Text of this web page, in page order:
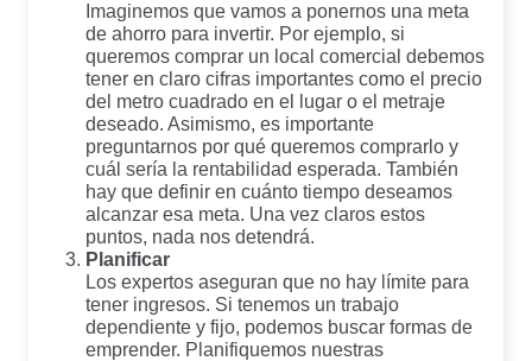
Imaginemos que vamos a ponernos una meta
de ahorro para invertir. Por ejemplo, si
queremos comprar un local comercial debemos
tener en claro cifras importantes como el precio
del metro cuadrado en el lugar o el metraje
deseado. Asimismo, es importante
preguntarnos por qué queremos comprarlo y
cuál sería la rentabilidad esperada. También
hay que definir en cuánto tiempo deseamos
alcanzar esa meta. Una vez claros estos
puntos, nada nos detendrá.
Planificar
Los expertos aseguran que no hay límite para
tener ingresos. Si tenemos un trabajo
dependiente y fijo, podemos buscar formas de
emprender. Planifiquemos nuestras